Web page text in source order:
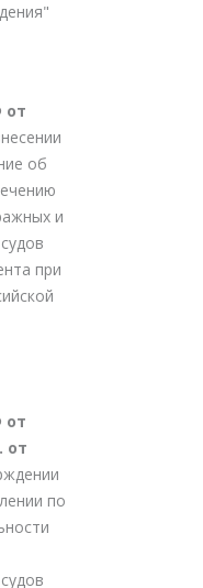
от
об
и
при
от
от
по